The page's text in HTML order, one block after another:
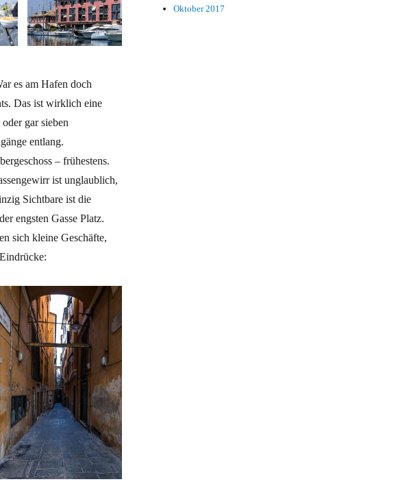
es am Hafen doch
Das ist wirklich eine
gar sieben
entlang.
– frühestens.
ist unglaublich,
Sichtbare ist die
engsten Gasse Platz.
sich kleine Geschäfte,
Oktober 2017